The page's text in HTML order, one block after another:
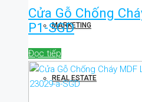
MARKETING
REAL ESTATE
Cửa Gỗ Chống
P1-SGD
Đọc tiếp